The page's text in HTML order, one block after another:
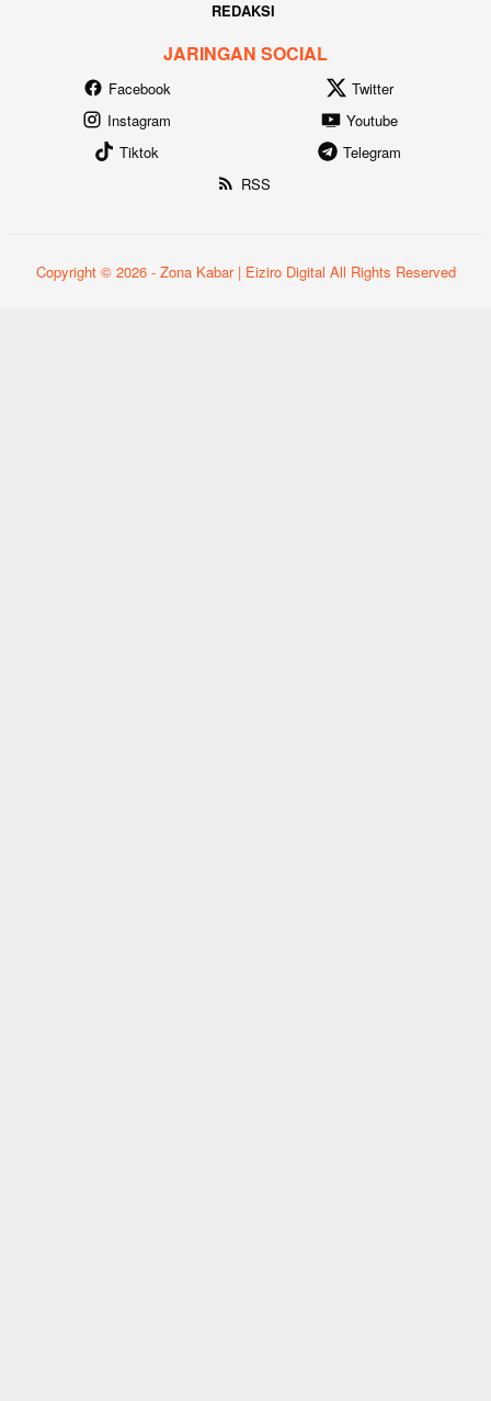
REDAKSI
JARINGAN SOCIAL
Facebook
Twitter
Instagram
Youtube
Tiktok
Telegram
RSS
Copyright © 2026 - Zona Kabar | Eiziro Digital All Rights Reserved